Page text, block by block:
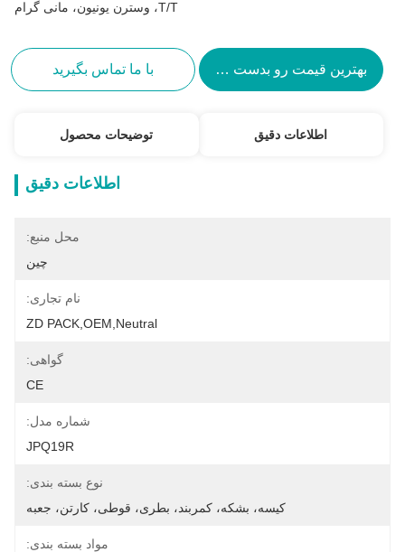
T/T، وسترن یونیون، مانی گرام
بهترین قیمت رو بدست بیار با ما تماس بگیرید
اطلاعات دقیق توضیحات محصول
اطلاعات دقیق
محل منبع:
چین
نام تجاری:
ZD PACK,OEM,neutral
گواهی:
CE
شماره مدل:
JPQ19R
نوع بسته بندی:
کیسه، بشکه، کمربند، بطری، قوطی، کارتن، جعبه
مواد بسته بندی: